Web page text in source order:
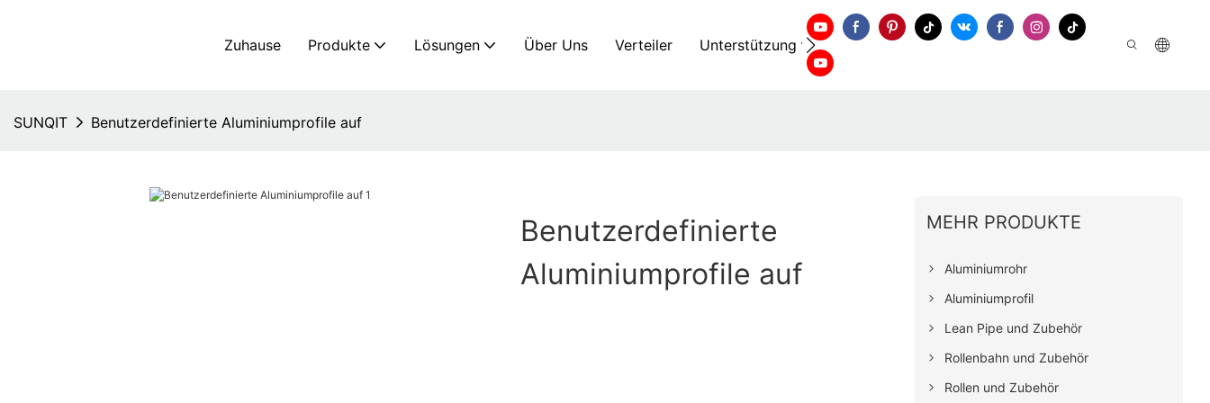
Zuhause Produkte Lösungen Über Uns Verteiler Unterstützung Kontaktieren Sie Uns
SUNQIT Benutzerdefinierte Aluminiumprofile auf
Benutzerdefinierte
Aluminiumprofile auf
MEHR PRODUKTE
Aluminiumrohr
Aluminiumprofil
Lean Pipe und Zubehör
Rollenbahn und Zubehör
Rollen und Zubehör